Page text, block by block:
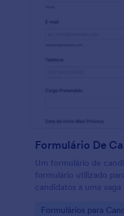
Um formulário de
formulário utilizado
candidatos a uma
Go to Category:
Formulários para